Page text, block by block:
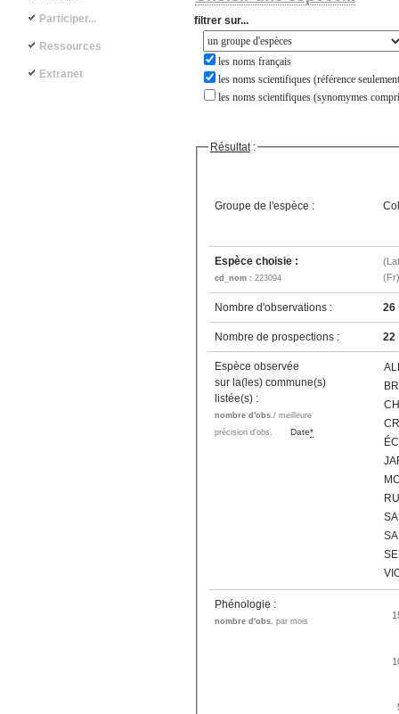
filtrer sur...
les noms français
les noms scientifiques (référence
les noms scientifiques (synomymes
Résultat:
Groupe de l'espèce :
Espèce choisie :
cd_nom : 223094
Nombre d'observations : 26
Nombre de prospections : 22
Espèce observée
sur la(les) commune(s)
listée(s) :
nombre d'obs./ meilleure
précision d'obs.
Date*
Phénologie :
nombre d'obs. par mois
Participer...
Ressources
Extranet